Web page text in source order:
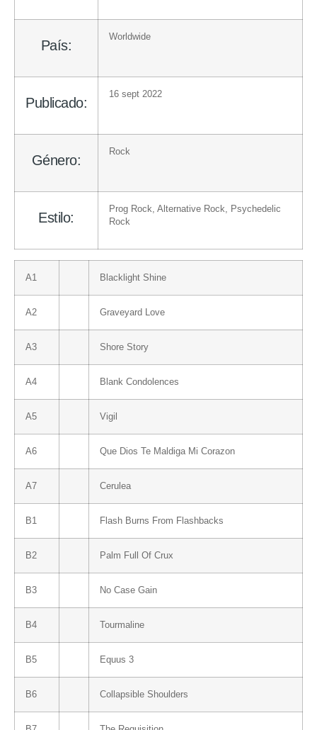
País:
Worldwide
Publicado:
16 sept 2022
Género:
Rock
Estilo:
Prog Rock Alternative Rock
Psychedelic
Rock
A1 Blacklight Shine
A2 Graveyard Love
A3 Shore Story
A4 Blank Condolences
A5 Vigil
A6 Que Dios Te Maldiga Mi Corazon
A7 Cerulea
B1 Flash Burns From Flashbacks
B2 Palm Full Of Crux
B3 No Case Gain
B4 Tourmaline
B5 Equus 3
B6 Collapsible Shoulders